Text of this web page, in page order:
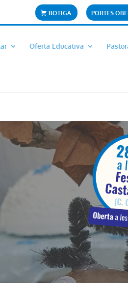
BOTIGA PORTES
Oferta Educativa